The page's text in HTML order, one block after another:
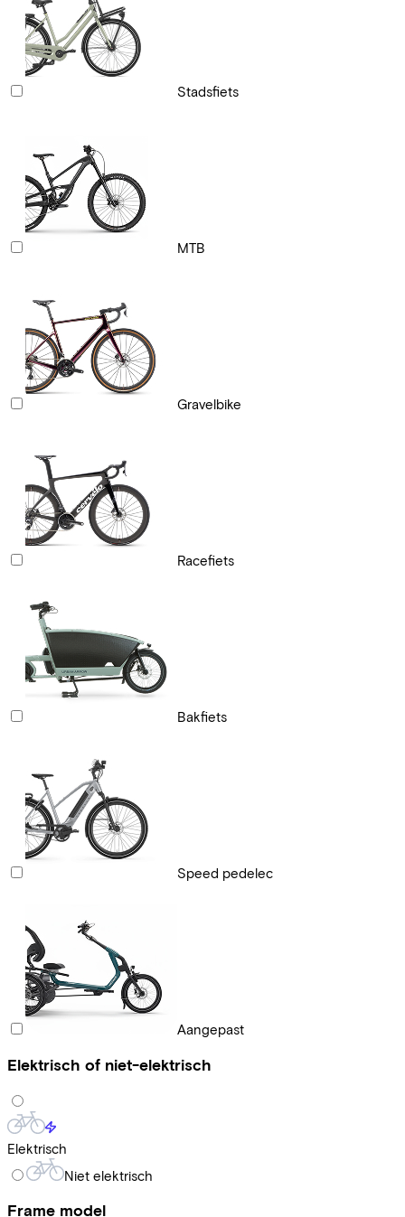
Stadsfiets
MTB
Gravelbike
Racefiets
Bakfiets
Speed pedelec
Aangepast
Elektrisch of niet-elektrisch
Elektrisch
Niet elektrisch
Frame model